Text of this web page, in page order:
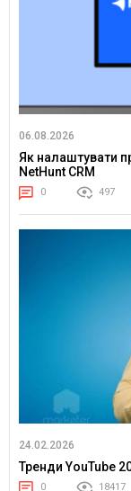
06.08.2026
Як налаштувати
NetHunt CRM
0 497
24.02.2026
Тренди YouTube
0 18417